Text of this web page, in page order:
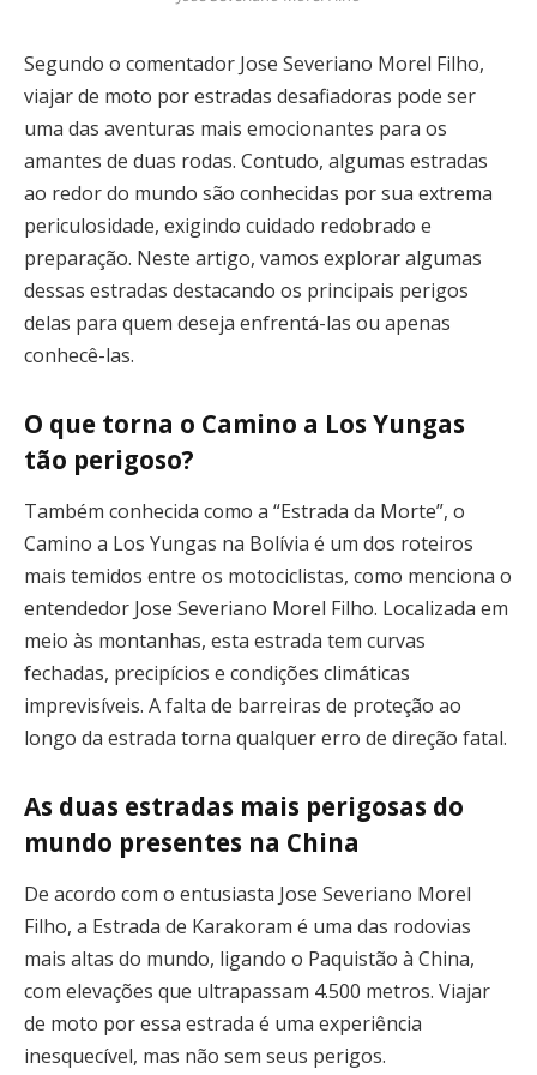
Segundo o comentador Jose Severiano Morel Filho,
viajar de moto por estradas desafiadoras pode ser
uma das aventuras mais emocionantes para os
amantes de duas rodas. Contudo, algumas estradas
ao redor do mundo são conhecidas por sua extrema
periculosidade, exigindo cuidado redobrado e
preparação. Neste artigo, vamos explorar algumas
dessas estradas destacando os principais perigos
delas para quem deseja enfrentá-las ou apenas
conhecê-las.
O que torna o Camino a Los Yungas
tão perigoso?
Também conhecida como a “Estrada da Morte”, o
Camino a Los Yungas na Bolívia é um dos roteiros
mais temidos entre os motociclistas, como menciona o
entendedor Jose Severiano Morel Filho. Localizada em
meio às montanhas, esta estrada tem curvas
fechadas, precipícios e condições climáticas
imprevisíveis. A falta de barreiras de proteção ao
longo da estrada torna qualquer erro de direção fatal.
As duas estradas mais perigosas do
mundo presentes na China
De acordo com o entusiasta Jose Severiano Morel
Filho, a Estrada de Karakoram é uma das rodovias
mais altas do mundo, ligando o Paquistão à China,
com elevações que ultrapassam 4.500 metros. Viajar
de moto por essa estrada é uma experiência
inesquecível, mas não sem seus perigos.